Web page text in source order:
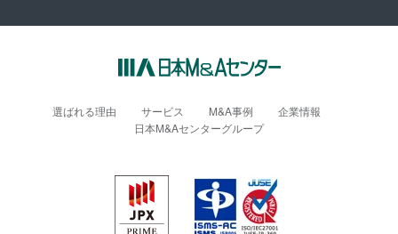
選ばれる理由 サービス M&A事例
企業情報
日本M&Aセンターグループ